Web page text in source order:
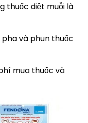
thuốc diệt muỗi là
và phun thuốc
mua thuốc và